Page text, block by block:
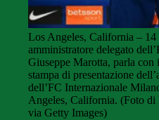
Los Angeles, California –
amministratore delegato
Giuseppe Marotta, parla con
stampa di presentazione
dell’FC Internazionale
Angeles, California. (Foto
via Getty Images)